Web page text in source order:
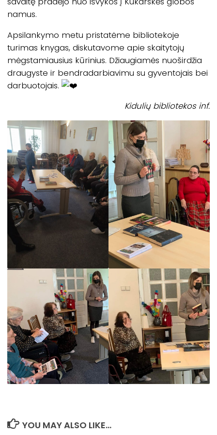
namus.
Apsilankymo metu pristatėme bibliotekoje
turimas knygas, diskutavome apie skaitytojų
mėgstamiausius kūrinius. Džiaugiamės nuoširdžia
draugyste ir bendradarbiavimu su gyventojais bei
darbuotojais.
Kidulių bibliotekos inf.
YOU MAY ALSO LIKE...